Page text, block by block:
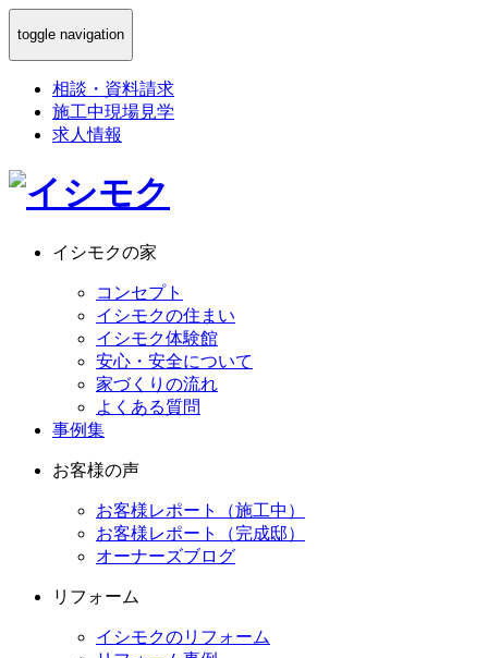
toggle navigation
相談 ・ 資料請求
施工中現場見学
求人情報
イシモクの家
コンセプト
イシモクの住まい
イシモク体験館
安心・安全について
家づくりの流れ
よくある質問
事例集
お客様の声
お客様レポート（施工中）
お客様レポート（完成邸）
オーナーズブログ
リフォーム
イシモクのリフォーム